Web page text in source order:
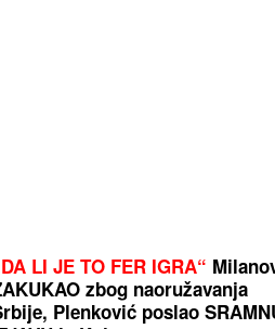
LI JE TO FER IGRA“
zbog naoružavanja
Plenković poslao